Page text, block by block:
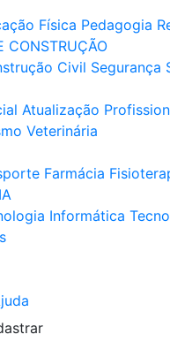
Física Pedagogia
CONSTRUÇÃO
Civil Segurança
Atualização
Veterinária
Farmácia
Informática